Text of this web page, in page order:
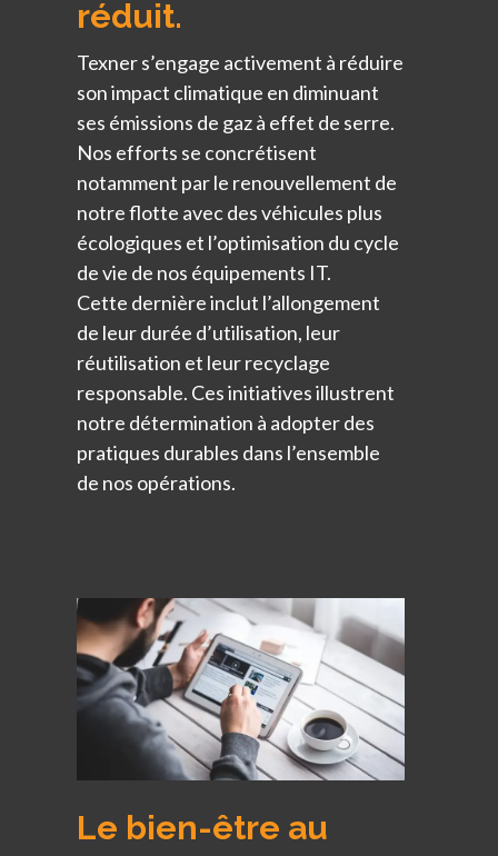
réduit.
Texner s’engage activement à réduire
son impact climatique en diminuant
ses émissions de gaz à effet de serre.
Nos efforts se concrétisent
notamment par le renouvellement de
notre flotte avec des véhicules plus
écologiques et l’optimisation du cycle
de vie de nos équipements IT.
Cette dernière inclut l’allongement
de leur durée d’utilisation, leur
réutilisation et leur recyclage
responsable. Ces initiatives illustrent
notre détermination à adopter des
pratiques durables dans l’ensemble
de nos opérations.
Le bien-être au